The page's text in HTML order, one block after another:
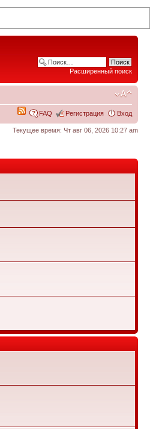
Расширенный поиск
FAQ Регистрация Вход
Текущее время: Чт авг 06, 2026 10:27 am